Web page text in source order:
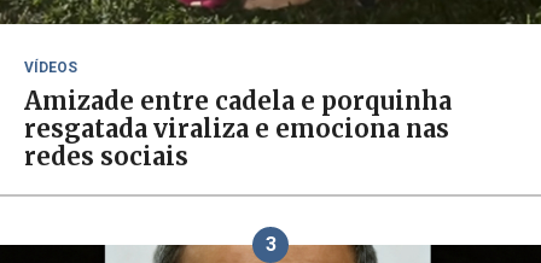
VÍDEOS
Amizade entre cadela e porquinha
resgatada viraliza e emociona nas
redes sociais
3